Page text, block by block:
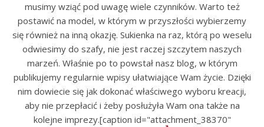
musimy wziąć pod uwagę wiele czynników. Warto też
postawić na model, w którym w przyszłości wybierzemy
się również na inną okazję. Sukienka na raz, którą po weselu
odwiesimy do szafy, nie jest raczej szczytem naszych
marzeń. Właśnie po to powstał nasz blog, w którym
publikujemy regularnie wpisy ułatwiające Wam życie. Dzięki
nim dowiecie się jak dokonać właściwego wyboru kreacji,
aby nie przepłacić i żeby posłużyła Wam ona także na
kolejne imprezy.[caption id="attachment_38370"